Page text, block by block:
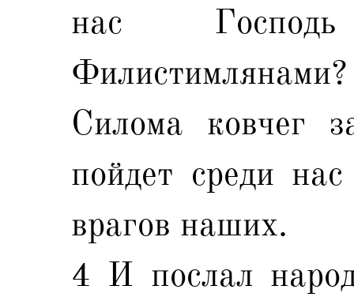
нас
Силома ковчег
пойдет среди
врагов наших.
4 И послал